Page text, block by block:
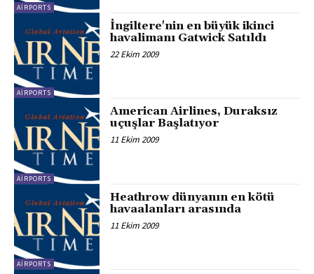
AIRPORTS
AIRPORTS
İngiltere'nin en büyük ikinci
havalimanı Gatwick Satıldı
22 Ekim 2009
AIRPORTS
American Airlines, Duraksız
uçuşlar Başlatıyor
11 Ekim 2009
AIRPORTS
Heathrow dünyanın en kötü
havaalanları arasında
11 Ekim 2009